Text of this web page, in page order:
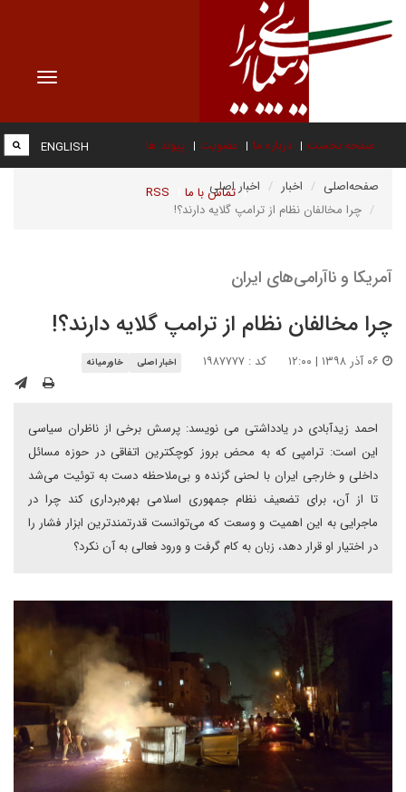
Toggle
صفحه نخست درباره ما عضویت پیوند ها
تماس با ما RSS
ENGLISH
صفحه‌اصلی اخبار
اخبار اصلی
چرا مخالفان نظام از ترامپ گلایه دارند؟!
آمریکا و ناآرامی‌های ایران
چرا مخالفان نظام از ترامپ گلایه دارند؟!
کد : ۱۹۸۷۷۷۷ اخبار اصلی خاورمیانه
احمد زیدآبادی در یادداشتی می نویسد: پرسش برخی از ناظران سیاسی
این است: ترامپی که به محض بروز کوچکترین اتفاقی در حوزه مسائل
داخلی و خارجی ایران با لحنی گزنده و بی‌ملاحظه دست به توئیت می‌شد
تا از آن، برای تضعیف نظام جمهوری اسلامی بهره‌برداری کند چرا در
ماجرایی به این اهمیت و وسعت که می‌توانست قدرتمندترین ابزار فشار را
در اختیار او قرار دهد، زبان به کام گرفت و ورود فعالی به آن نکرد؟